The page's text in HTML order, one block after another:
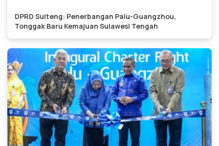
DPRD Sulteng: Penerbangan Palu-Guangzhou,
Tonggak Baru Kemajuan Sulawesi Tengah